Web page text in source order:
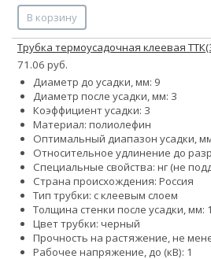
В корзину
Трубка термоусадочная клеевая
71.06 руб.
Диаметр до усадки, мм: 9
Диаметр после усадки, мм: 3
Коэффициент усадки: 3
Материал: полиолефин
Оптимальный диапазон усадки,
Относительное удлинение до
Специальные свойства: нг (не
Страна происхождения: Россия
Тип трубки: с клеевым слоем
Толщина стенки после усадки, мм:
Цвет трубки: черный
Прочность на растяжение, не
Рабочее напряжение, до (кВ): 1